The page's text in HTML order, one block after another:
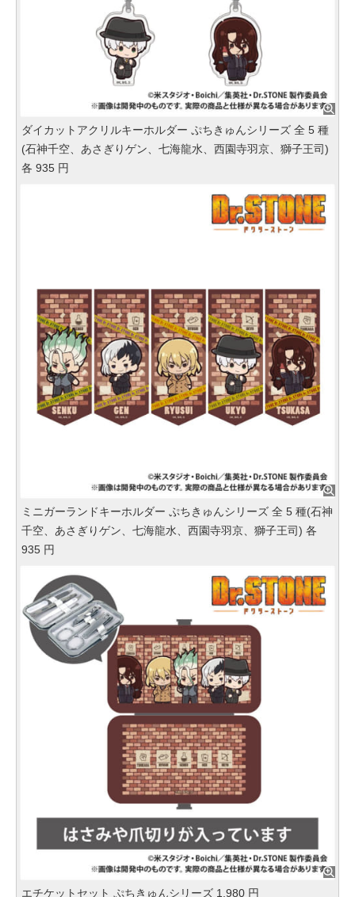
ダイカットアクリルキーホルダー ぷちきゅんシリーズ 全 5 種
(石神千空、あさぎりゲン、七海龍水、西園寺羽京、獅子王司)
各 935 円
ミニガーランドキーホルダー ぷちきゅんシリーズ 全 5 種(石神
千空、あさぎりゲン、七海龍水、西園寺羽京、獅子王司) 各
935 円
エチケットセット ぷちきゅんシリーズ 1,980 円